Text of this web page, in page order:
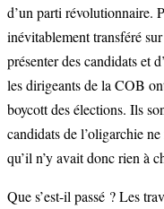
d’un parti révolutionnaire.
inévitablement transféré
présenter des candidats et
les dirigeants de la COB
boycott des élections. Ils
candidats de l’oligarchie
qu’il n’y avait donc rien à
Que s’est-il passé ? Les